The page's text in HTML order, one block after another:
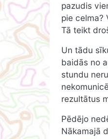
pazudis
pie celma?
Tā teikt
Un tādu
baidās no
stundu
rezultātus
Pēdējo
Nākamajā